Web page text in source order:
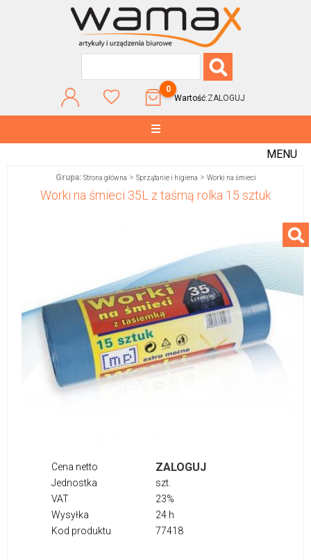
0
Wartość:ZALOGUJ
MENU
Grupa: Strona główna > Sprzątanie i higiena > Worki na śmieci
Worki na śmieci 35L z taśmą rolka 15 sztuk
Cena netto ZALOGUJ
Jednostka
szt.
VAT
23%
Wysyłka
24 h
Kod produktu
77418